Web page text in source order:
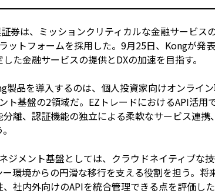
券は、ミッションクリティカルな金融サービス
ットフォームを採用した。9月25日、Kongが発
た金融サービスの提供とDXの加速を目指す。
製品を導入するのは、個人投資家向けオンライ
ト基盤の2領域だ。EZトレードにおけるAPI活用
分離、認証機能の独立による柔軟なサービス連
ジメント基盤としては、クラウドネイティブな
ー環境からの円滑な移行を支える役割を担う。
社内外向けのAPIを統合管理できる点を評価した